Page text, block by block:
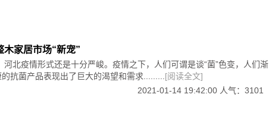
家居市场“新宠”
河北疫情形式还是十分严峻。疫情之下，人们可谓是谈“菌”色变，人们渐
抗菌产品表现出了巨大的渴望和需求......... [阅读全文]
2021-01-14 19:42:00 人气：3101